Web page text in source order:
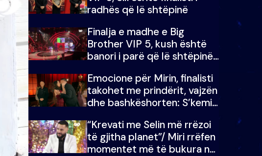
radhës që lë shtëpinë
Finalja e madhe e Big
Brother VIP 5, kush është
banori i parë që lë shtëpinë
fituar çmimin e madh
Emocione për Mirin, finalisti
takohet me prindërit, vajzën
dhe bashkëshorten: S’kemi
“Krevati me Selin më rrëzoi
të gjitha planet”/ Miri rrëfen
momentet më të bukura në